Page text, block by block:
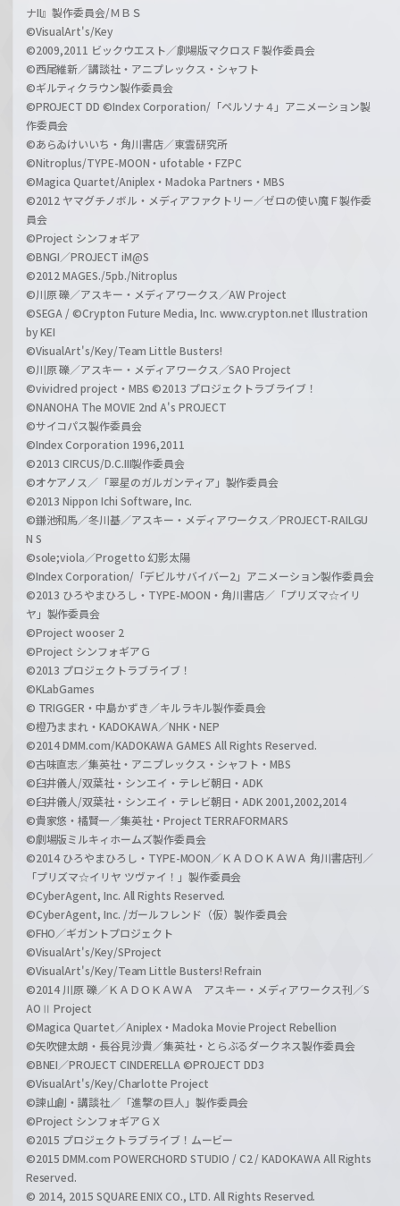
ナII』製作委員会/ＭＢＳ
©VisualArt's/Key
©2009,2011 ビックウエスト／劇場版マクロスＦ製作委員会
©西尾維新／講談社・アニプレックス・シャフト
©ギルティクラウン製作委員会
©PROJECT DD ©Index Corporation/「ペルソナ４」アニメーション製
作委員会
©あらゐけいいち・角川書店／東雲研究所
©Nitroplus/TYPE-MOON・ufotable・FZPC
©Magica Quartet/Aniplex・Madoka Partners・MBS
©2012 ヤマグチノボル・メディアファクトリー／ゼロの使い魔Ｆ製作委
員会
©Project シンフォギア
©BNGI／PROJECT iM@S
©2012 MAGES./5pb./Nitroplus
©川原 礫／アスキー・メディアワークス／AW Project
©SEGA / ©Crypton Future Media, Inc. www.crypton.net Illustration
by KEI
©VisualArt's/Key/Team Little Busters!
©川原 礫／アスキー・メディアワークス／SAO Project
©vividred project・MBS ©2013 プロジェクトラブライブ！
©NANOHA The MOVIE 2nd A's PROJECT
©サイコパス製作委員会
©Index Corporation 1996,2011
©2013 CIRCUS/D.C.III製作委員会
©オケアノス／「翠星のガルガンティア」製作委員会
©2013 Nippon Ichi Software, Inc.
©鎌池和馬／冬川基／アスキー・メディアワークス／PROJECT-RAILGU
N S
©sole;viola／Progetto 幻影太陽
©Index Corporation/「デビルサバイバー2」アニメーション製作委員会
©2013 ひろやまひろし・TYPE-MOON・角川書店／「プリズマ☆イリ
ヤ」製作委員会
©Project wooser 2
©Project シンフォギアＧ
©2013 プロジェクトラブライブ！
©KLabGames
© TRIGGER・中島かずき／キルラキル製作委員会
©橙乃ままれ・KADOKAWA／NHK・NEP
©2014 DMM.com/KADOKAWA GAMES All Rights Reserved.
©古味直志／集英社・アニプレックス・シャフト・MBS
©臼井儀人/双葉社・シンエイ・テレビ朝日・ADK
©臼井儀人/双葉社・シンエイ・テレビ朝日・ADK 2001,2002,2014
©貴家悠・橘賢一／集英社・Project TERRAFORMARS
©劇場版ミルキィホームズ製作委員会
©2014 ひろやまひろし・TYPE-MOON／ＫＡＤＯＫＡＷＡ 角川書店刊／
「プリズマ☆イリヤ ツヴァイ！」製作委員会
©CyberAgent, Inc. All Rights Reserved.
©CyberAgent, Inc. /ガールフレンド（仮）製作委員会
©FHO／ギガントプロジェクト
©VisualArt's/Key/SProject
©VisualArt's/Key/Team Little Busters! Refrain
©2014 川原 礫／ＫＡＤＯＫＡＷＡ アスキー・メディアワークス刊／S
AOⅡ Project
©Magica Quartet／Aniplex・Madoka Movie Project Rebellion
©矢吹健太朗・長谷見沙貴／集英社・とらぶるダークネス製作委員会
©BNEI／PROJECT CINDERELLA ©PROJECT DD3
©VisualArt's/Key/Charlotte Project
©諫山創・講談社／「進撃の巨人」製作委員会
©Project シンフォギアＧＸ
©2015 プロジェクトラブライブ！ムービー
©2015 DMM.com POWERCHORD STUDIO / C2 / KADOKAWA All Rights
Reserved.
© 2014, 2015 SQUARE ENIX CO., LTD. All Rights Reserved.